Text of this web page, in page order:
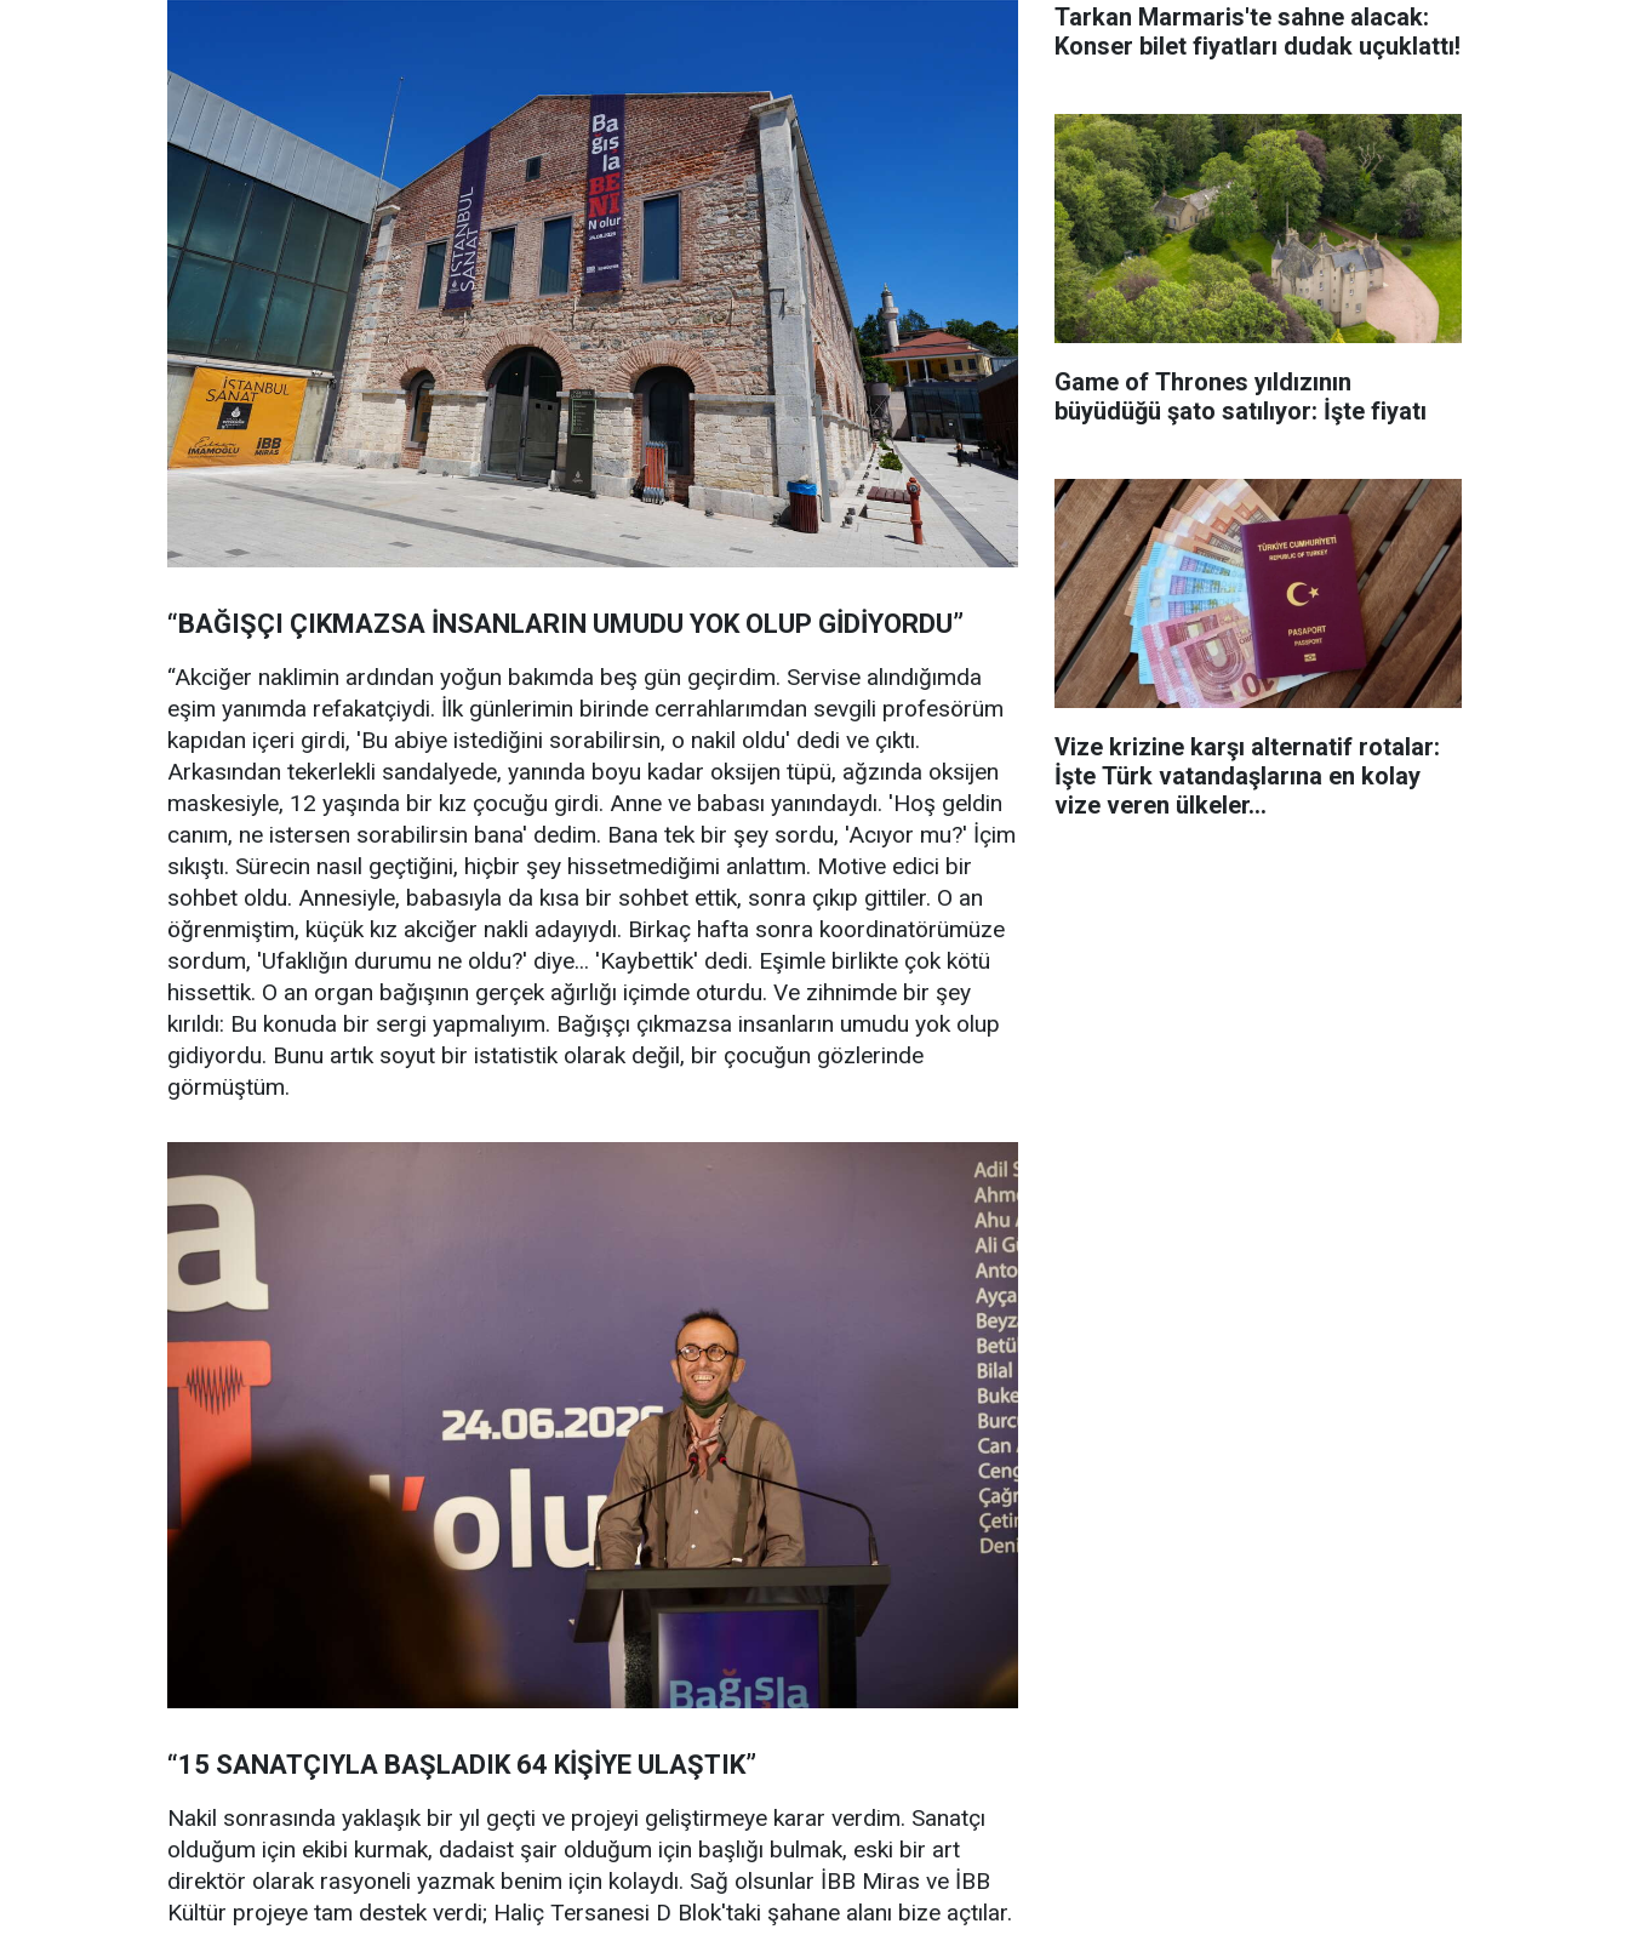
“BAĞIŞÇI ÇIKMAZSA İNSANLARIN UMUDU YOK OLUP GİDİYORDU”
“Akciğer naklimin ardından yoğun bakımda beş gün geçirdim. Servise alındığımda
eşim yanımda refakatçiydi. İlk günlerimin birinde cerrahlarımdan sevgili profesörüm
kapıdan içeri girdi, 'Bu abiye istediğini sorabilirsin, o nakil oldu' dedi ve çıktı.
Arkasından tekerlekli sandalyede, yanında boyu kadar oksijen tüpü, ağzında oksijen
maskesiyle, 12 yaşında bir kız çocuğu girdi. Anne ve babası yanındaydı. 'Hoş geldin
canım, ne istersen sorabilirsin bana' dedim. Bana tek bir şey sordu, 'Acıyor mu?' İçim
sıkıştı. Sürecin nasıl geçtiğini, hiçbir şey hissetmediğimi anlattım. Motive edici bir
sohbet oldu. Annesiyle, babasıyla da kısa bir sohbet ettik, sonra çıkıp gittiler. O an
öğrenmiştim, küçük kız akciğer nakli adayıydı. Birkaç hafta sonra koordinatörümüze
sordum, 'Ufaklığın durumu ne oldu?' diye... 'Kaybettik' dedi. Eşimle birlikte çok kötü
hissettik. O an organ bağışının gerçek ağırlığı içimde oturdu. Ve zihnimde bir şey
kırıldı: Bu konuda bir sergi yapmalıyım. Bağışçı çıkmazsa insanların umudu yok olup
gidiyordu. Bunu artık soyut bir istatistik olarak değil, bir çocuğun gözlerinde
görmüştüm.
“15 SANATÇIYLA BAŞLADIK 64 KİŞİYE ULAŞTIK”
Nakil sonrasında yaklaşık bir yıl geçti ve projeyi geliştirmeye karar verdim. Sanatçı
olduğum için ekibi kurmak, dadaist şair olduğum için başlığı bulmak, eski bir art
direktör olarak rasyoneli yazmak benim için kolaydı. Sağ olsunlar İBB Miras ve İBB
Kültür projeye tam destek verdi; Haliç Tersanesi D Blok'taki şahane alanı bize açtılar.
Tarkan Marmaris'te sahne alacak:
Konser bilet fiyatları dudak uçuklattı!
Game of Thrones yıldızının
büyüdüğü şato satılıyor: İşte fiyatı
Vize krizine karşı alternatif rotalar:
İşte Türk vatandaşlarına en kolay
vize veren ülkeler...